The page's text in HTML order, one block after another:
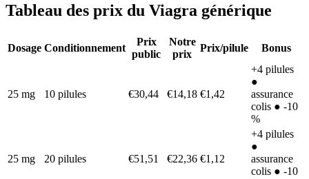
Tableau des prix du Viagra générique
Dosage Conditionnement
Prix
public
Notre
prix
Prix/pilule Bonus
25 mg 10 pilules €30,44 €14,18 €1,42
+4 pilules
●
assurance
colis ● -10
%
25 mg 20 pilules €51,51 €22,36 €1,12
+4 pilules
●
assurance
colis ● -10